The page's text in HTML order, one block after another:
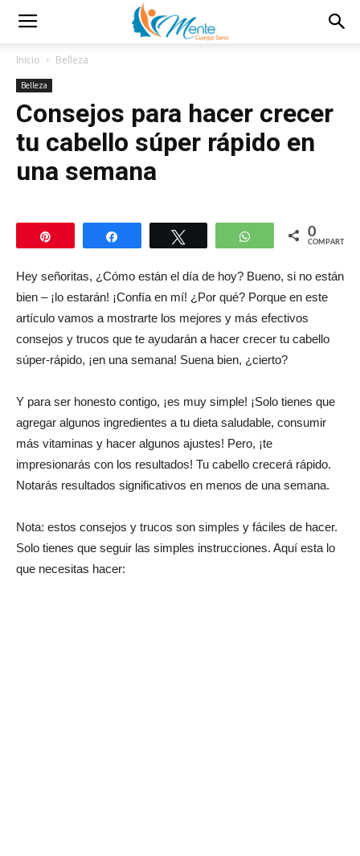
Inicio Belleza
Belleza
Consejos para hacer crecer
tu cabello súper rápido en
una semana
Compartir WhatsApp
0
COMPARTIR
Hey señoritas, ¿Cómo están el día de hoy? Bueno, si no están
bien – ¡lo estarán! ¡Confía en mí! ¿Por qué? Porque en este
artículo vamos a mostrarte los mejores y más efectivos
consejos y trucos que te ayudarán a hacer crecer tu cabello
súper-rápido, ¡en una semana! Suena bien, ¿cierto?
Y para ser honesto contigo, ¡es muy simple! ¡Solo tienes que
agregar algunos ingredientes a tu dieta saludable, consumir
más vitaminas y hacer algunos ajustes! Pero, ¡te
impresionarás con los resultados! Tu cabello crecerá rápido.
Notarás resultados significativos en menos de una semana.
Nota: estos consejos y trucos son simples y fáciles de hacer.
Solo tienes que seguir las simples instrucciones. Aquí esta lo
que necesitas hacer: